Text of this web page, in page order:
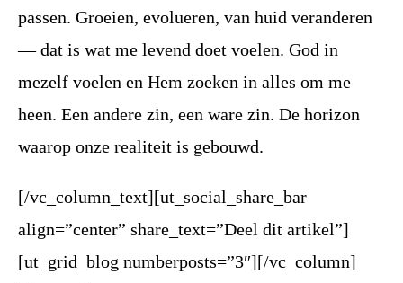
passen. Groeien, evolueren, van huid veranderen
— dat is wat me levend doet voelen. God in
mezelf voelen en Hem zoeken in alles om me
heen. Een andere zin, een ware zin. De horizon
waarop onze realiteit is gebouwd.
[/vc_column_text][ut_social_share_bar
align=”center” share_text=”Deel dit artikel”]
[ut_grid_blog numberposts=”3″][/vc_column]